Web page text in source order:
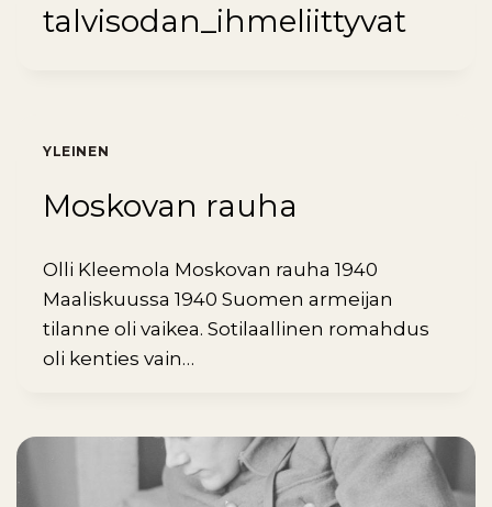
talvisodan_ihmeliittyvat
YLEINEN
Moskovan rauha
Olli Kleemola Moskovan rauha 1940
Maaliskuussa 1940 Suomen armeijan
tilanne oli vaikea. Sotilaallinen romahdus
oli kenties vain…